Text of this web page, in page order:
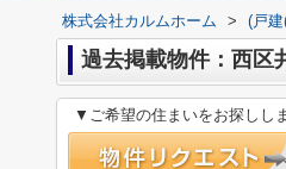
株式会社カルムホーム > (戸
過去掲載物件：西
▼ご希望の住まいをお探しし